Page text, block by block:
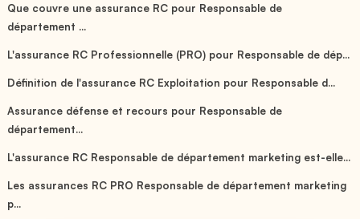
Que couvre une assurance RC pour Responsable de
département ...
L'assurance RC Professionnelle (PRO) pour Responsable de dép...
Définition de l'assurance RC Exploitation pour Responsable d...
Assurance défense et recours pour Responsable de
département...
L'assurance RC Responsable de département marketing est-elle...
Les assurances RC PRO Responsable de département marketing
p...